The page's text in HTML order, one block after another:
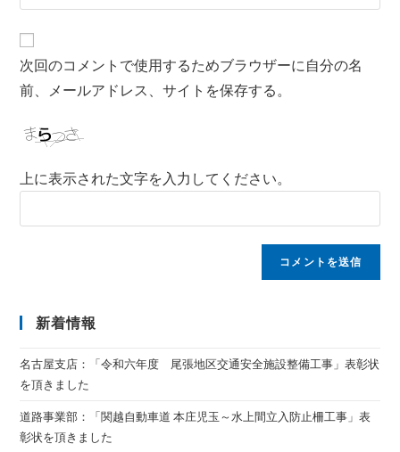
次回のコメントで使用するためブラウザーに自分の名
前、メールアドレス、サイトを保存する。
上に表示された文字を入力してください。
新着情報
名古屋支店：「令和六年度 尾張地区交通安全施設整備工事」表彰状
を頂きました
道路事業部：「関越自動車道 本庄児玉～水上間立入防止柵工事」表
彰状を頂きました